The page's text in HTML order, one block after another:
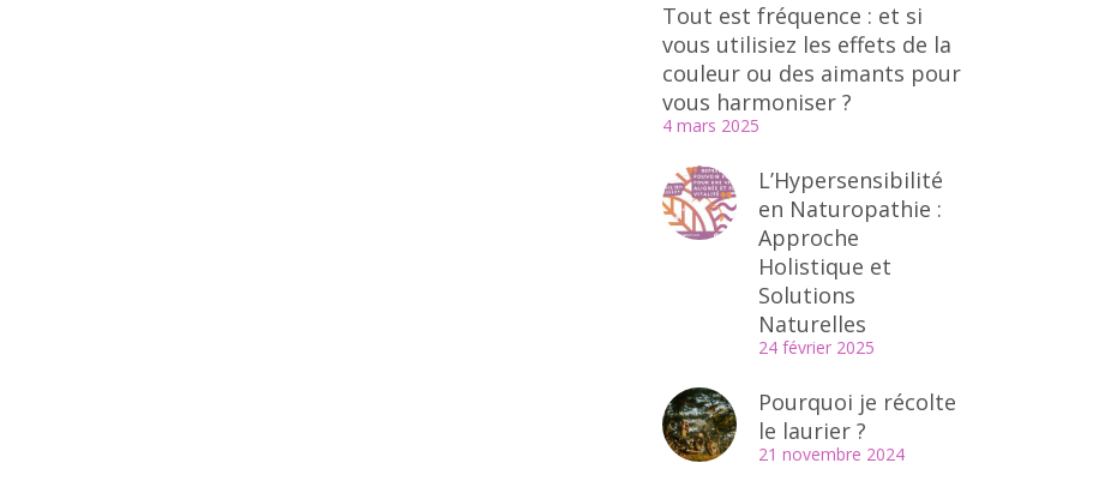
Tout est fréquence : et si
vous utilisiez les effets de la
couleur ou des aimants pour
vous harmoniser ?
4 mars 2025
L’Hypersensibilité
en Naturopathie :
Approche
Holistique et
Solutions
Naturelles
24 février 2025
Pourquoi je récolte
le laurier ?
21 novembre 2024